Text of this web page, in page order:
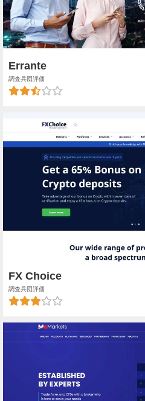
Errante
調査兵団評価
FX Choice
調査兵団評価